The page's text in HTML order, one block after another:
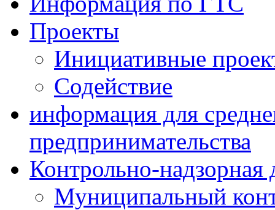
Проекты
Инициативные
Содействие
информация для
предпринимательства
Контрольно-надзорная
Муниципальный